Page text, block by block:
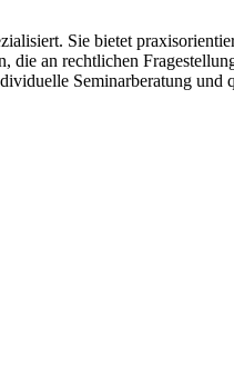
Sie bietet
an rechtlichen
Seminarberatung